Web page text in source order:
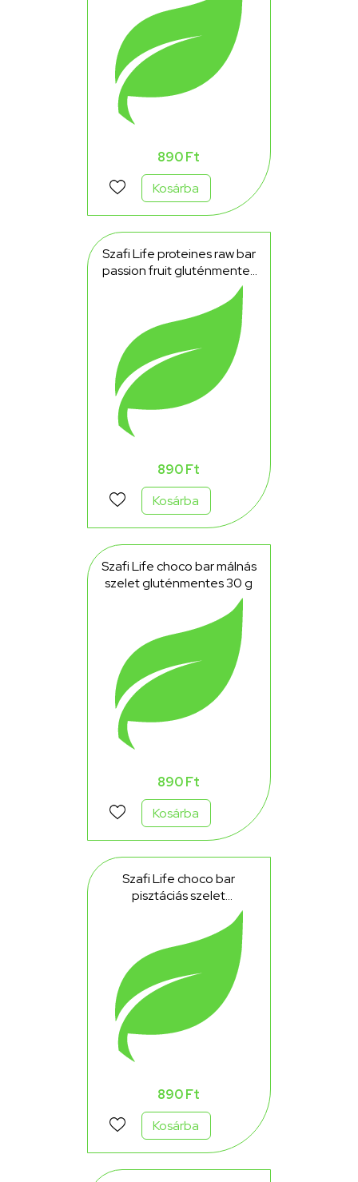
890 Ft
Kosárba
Szafi Life proteines raw bar
passion fruit gluténmentes
890 Ft
Kosárba
Szafi Life choco bar málnás
szelet gluténmentes 30 g
890 Ft
Kosárba
Szafi Life choco bar
pisztáciás szelet
890 Ft
Kosárba